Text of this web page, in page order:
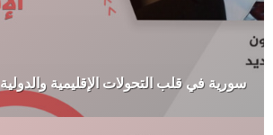
سورية في قلب التحولات الإقليمية والدولية